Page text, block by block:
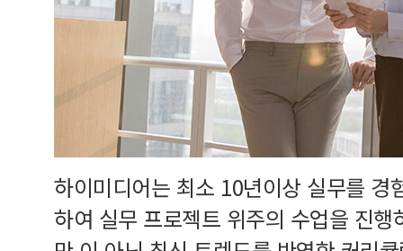
하이미디어는 최소 10년이상 실무를 경
하여 실무 프로젝트 위주의 수업을 진